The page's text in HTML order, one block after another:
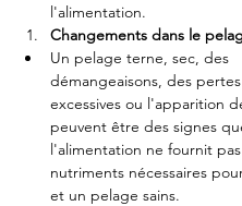
l'alimentation.
Changements dans le
Un pelage terne, sec, des
démangeaisons, des
excessives ou l'apparition
peuvent être des signes
l'alimentation ne fournit
nutriments nécessaires
et un pelage sains.